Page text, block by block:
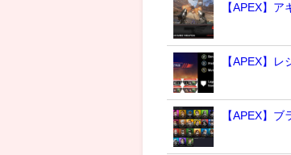
【APEX】
【APEX】
【APEX】